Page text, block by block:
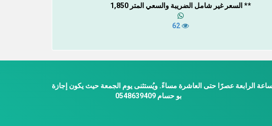
** السعر غير شامل الضريبة والسعي المتر 1,850
الرابعة عصرًا حتى العاشرة مساءً. ويُستثنى يوم الجمعة حيث يكون إجازة
بو حسام 0548639409